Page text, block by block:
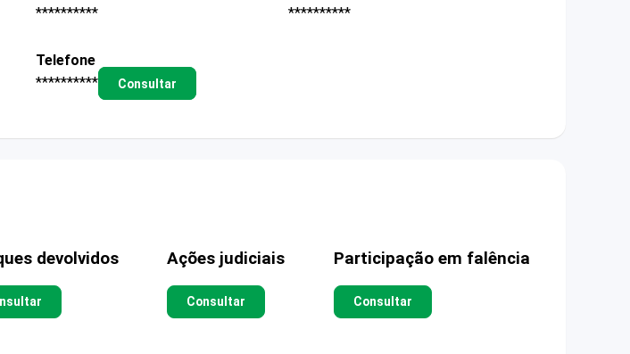
**********
**********
Telefone
**********
Consultar
devolvidos Ações judiciais
Consultar
Participação em falência
Consultar